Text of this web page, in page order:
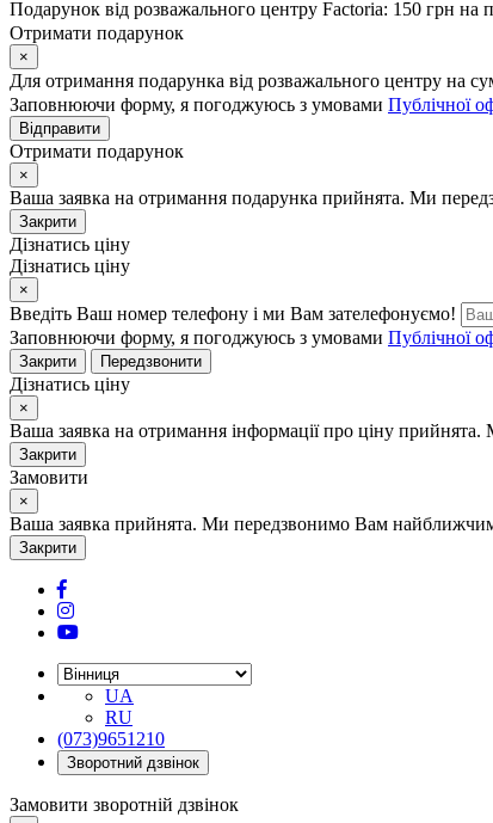
Подарунок від розважального центру Factoria: 150 грн на
Отримати подарунок
×
Для отримання подарунка від розважального центру на
Заповнюючи форму, я погоджуюсь з умовами Публічної
Відправити
Отримати подарунок
×
Ваша заявка на отримання подарунка прийнята. Ми
Закрити
Дізнатись ціну
Дізнатись ціну
×
Введіть Ваш номер телефону і ми Вам зателефонуємо!
Заповнюючи форму, я погоджуюсь з умовами Публічної
Закрити Передзвонити
Дізнатись ціну
×
Ваша заявка на отримання інформації про ціну
Закрити
Замовити
×
Ваша заявка прийнята. Ми передзвонимо Вам найближчим
Закрити
UA
RU
(073)9651210
Зворотний дзвінок
Замовити зворотній дзвінок